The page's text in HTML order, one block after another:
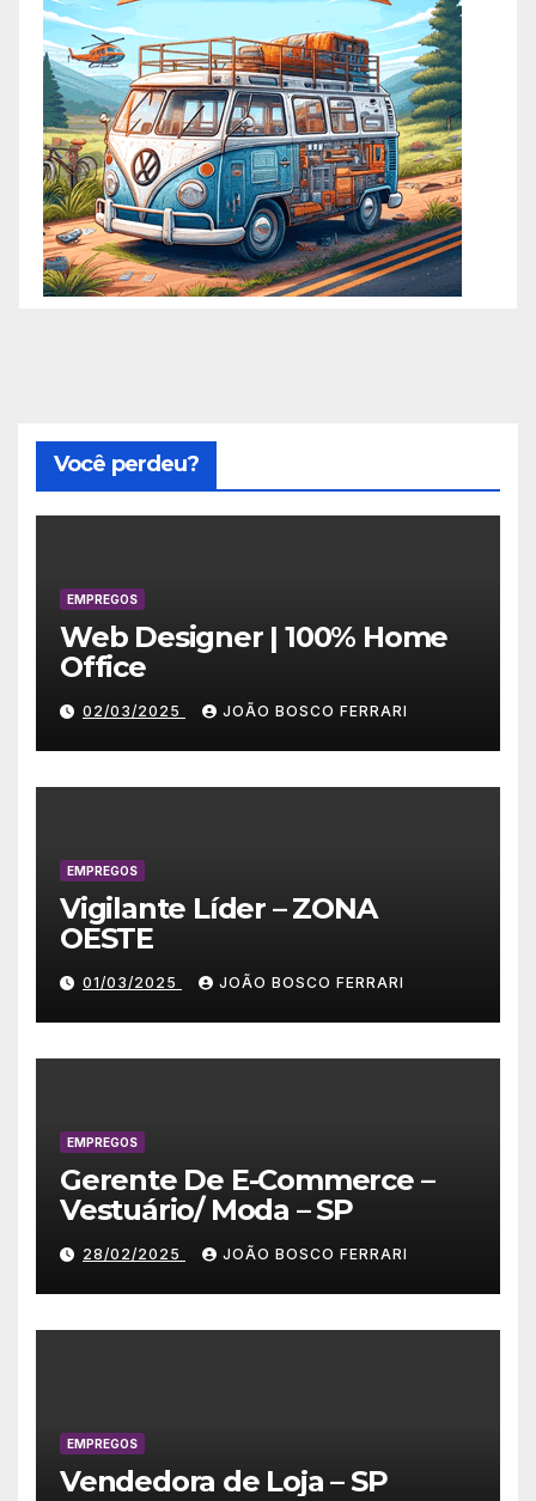
Você perdeu?
EMPREGOS
Web Designer | 100% Home
Office
02/03/2025 JOÃO BOSCO FERRARI
EMPREGOS
Vigilante Líder – ZONA
OESTE
01/03/2025 JOÃO BOSCO FERRARI
EMPREGOS
Gerente De E-Commerce –
Vestuário/ Moda – SP
28/02/2025 JOÃO BOSCO FERRARI
EMPREGOS
Vendedora de Loja – SP